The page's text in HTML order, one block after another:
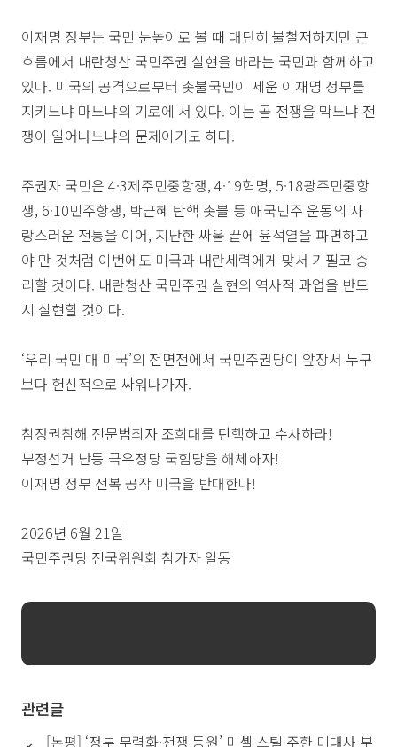
이재명 정부는 국민 눈높이로 볼 때 대단히 불철저하지만 큰
흐름에서 내란청산 국민주권 실현을 바라는 국민과 함께하고
있다. 미국의 공격으로부터 촛불국민이 세운 이재명 정부를
지키느냐 마느냐의 기로에 서 있다. 이는 곧 전쟁을 막느냐 전
쟁이 일어나느냐의 문제이기도 하다.
주권자 국민은 4·3제주민중항쟁, 4·19혁명, 5·18광주민중항
쟁, 6·10민주항쟁, 박근혜 탄핵 촛불 등 애국민주 운동의 자
랑스러운 전통을 이어, 지난한 싸움 끝에 윤석열을 파면하고
야 만 것처럼 이번에도 미국과 내란세력에게 맞서 기필코 승
리할 것이다. 내란청산 국민주권 실현의 역사적 과업을 반드
시 실현할 것이다.
‘우리 국민 대 미국’의 전면전에서 국민주권당이 앞장서 누구
보다 헌신적으로 싸워나가자.
참정권침해 전문범죄자 조희대를 탄핵하고 수사하라!
부정선거 난동 극우정당 국힘당을 해체하자!
이재명 정부 전복 공작 미국을 반대한다!
2026년 6월 21일
국민주권당 전국위원회 참가자 일동
관련글
[논평] ‘정부 무력화·전쟁 동원’ 미셸 스틸 주한 미대사 부